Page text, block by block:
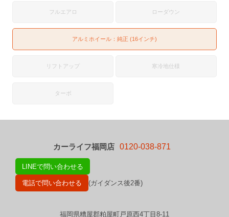
フルエアロ ローダウン
アルミホイール：純正 (16インチ)
リフトアップ 寒冷地仕様
ターボ
カーライフ福岡店 0120-038-871
LINEで問い合わせる
電話で問い合わせる (ガイダンス後2番)
福岡県糟屋郡粕屋町戸原西4丁目8-11